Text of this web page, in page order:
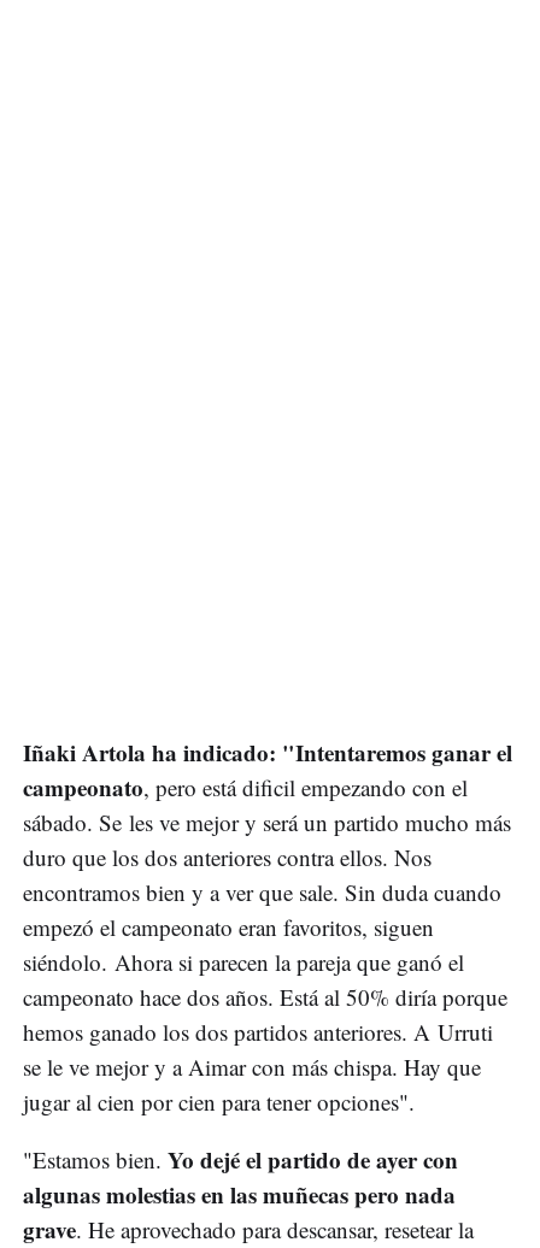
Iñaki Artola ha indicado: "Intentaremos ganar el
campeonato, pero está dificil empezando con el
sábado. Se les ve mejor y será un partido mucho más
duro que los dos anteriores contra ellos. Nos
encontramos bien y a ver que sale. Sin duda cuando
empezó el campeonato eran favoritos, siguen
siéndolo. Ahora si parecen la pareja que ganó el
campeonato hace dos años. Está al 50% diría porque
hemos ganado los dos partidos anteriores. A Urruti
se le ve mejor y a Aimar con más chispa. Hay que
jugar al cien por cien para tener opciones".
"Estamos bien. Yo dejé el partido de ayer con
algunas molestias en las muñecas pero nada
grave. He aprovechado para descansar, resetear la